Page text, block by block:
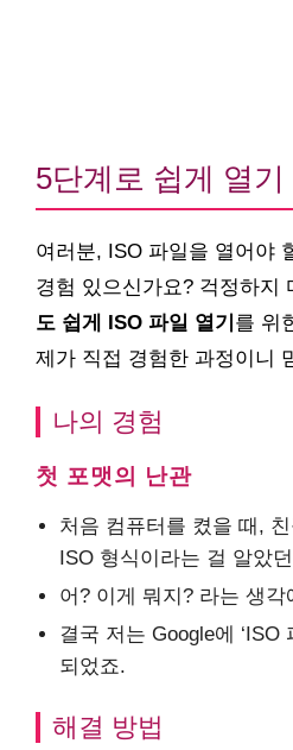
5단계로 쉽게 열기
여러분, ISO 파일을 열어야
경험 있으신가요? 걱정하지
도 쉽게 ISO 파일 열기 를 위
제가 직접 경험한 과정이니
나의 경험
첫 포맷의 난관
처음 컴퓨터를 켰을 때,
ISO 형식이라는 걸 알았
어? 이게 뭐지? 라는 생
결국 저는 Google에 ‘ISO
되었죠.
해결 방법